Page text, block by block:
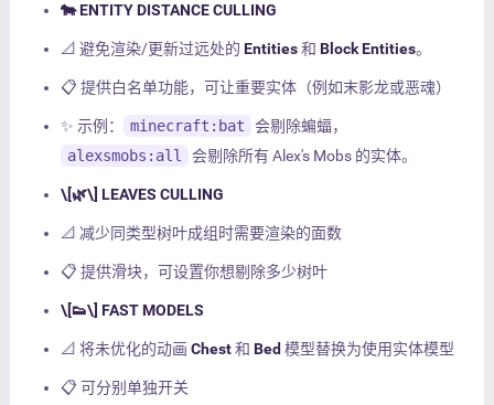
🐄 ENTITY DISTANCE CULLING
📐 避免渲染/更新过远处的 Entities和 Block Entities。
📋 提供白名单功能，可让重要实体（例如末影龙或恶魂）
✨ 示例： minecraft:bat
会剔除蝙蝠，
alexsmobs:all
会剔除所有 Alex's Mobs 的实体。
\[🌿\] LEAVES CULLING
📐 减少同类型树叶成组时需要渲染的面数
📋 提供滑块，可设置你想剔除多少树叶
\[👟\] FAST MODELS
📐 将未优化的动画 Chest和 Bed 模型替换为使用实体模型
📋 可分别单独开关